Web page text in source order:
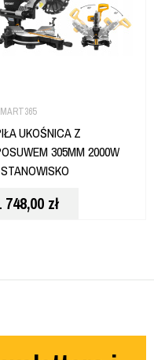
UKOŚNICA Z
305MM 2000W
748,00 zł